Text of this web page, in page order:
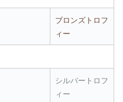
ブロンズトロフ
ィー
シルバートロフ
ィー